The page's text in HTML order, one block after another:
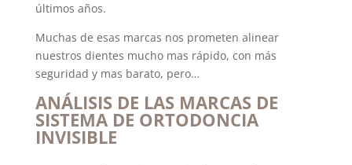
últimos años.
Muchas de esas marcas nos prometen alinear
nuestros dientes mucho mas rápido, con más
seguridad y mas barato, pero…
ANÁLISIS DE LAS MARCAS DE
SISTEMA DE ORTODONCIA
INVISIBLE